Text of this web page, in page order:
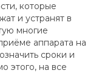
которые
и устранят в
многие
аппарата на
сроки и
этого, на все